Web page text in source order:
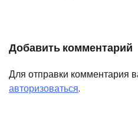
Добавить комментарий
Для отправки комментария
авторизоваться.